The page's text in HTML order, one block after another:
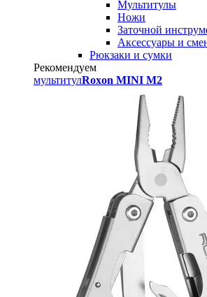
Мультитулы
Ножи
Заточной
Аксессуары и
Рюкзаки и сумки
Рекомендуем
мультитулRoxon MINI M2